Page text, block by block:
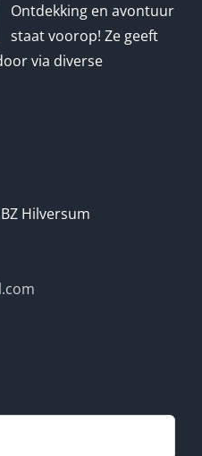
Ontdekking en avontuur
staat voorop! Ze geeft
via diverse
Hilversum